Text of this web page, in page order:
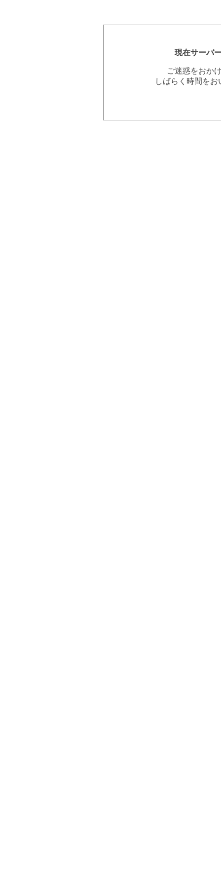
現在サーバ
ご迷惑をおか
しばらく時間を